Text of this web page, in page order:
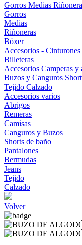
Gorros Medias
Gorros
Medias
Riñoneras
Bóxer
Accesorios -
Billeteras
Accesorios Camperas y
Buzos y Canguros
Tejido Calzado
Accesorios varios
Abrigos
Remeras
Camisas
Canguros y Buzos
Shorts de baño
Pantalones
Bermudas
Jeans
Tejido
Calzado
Volver